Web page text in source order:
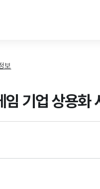
보
임 기업 상용화